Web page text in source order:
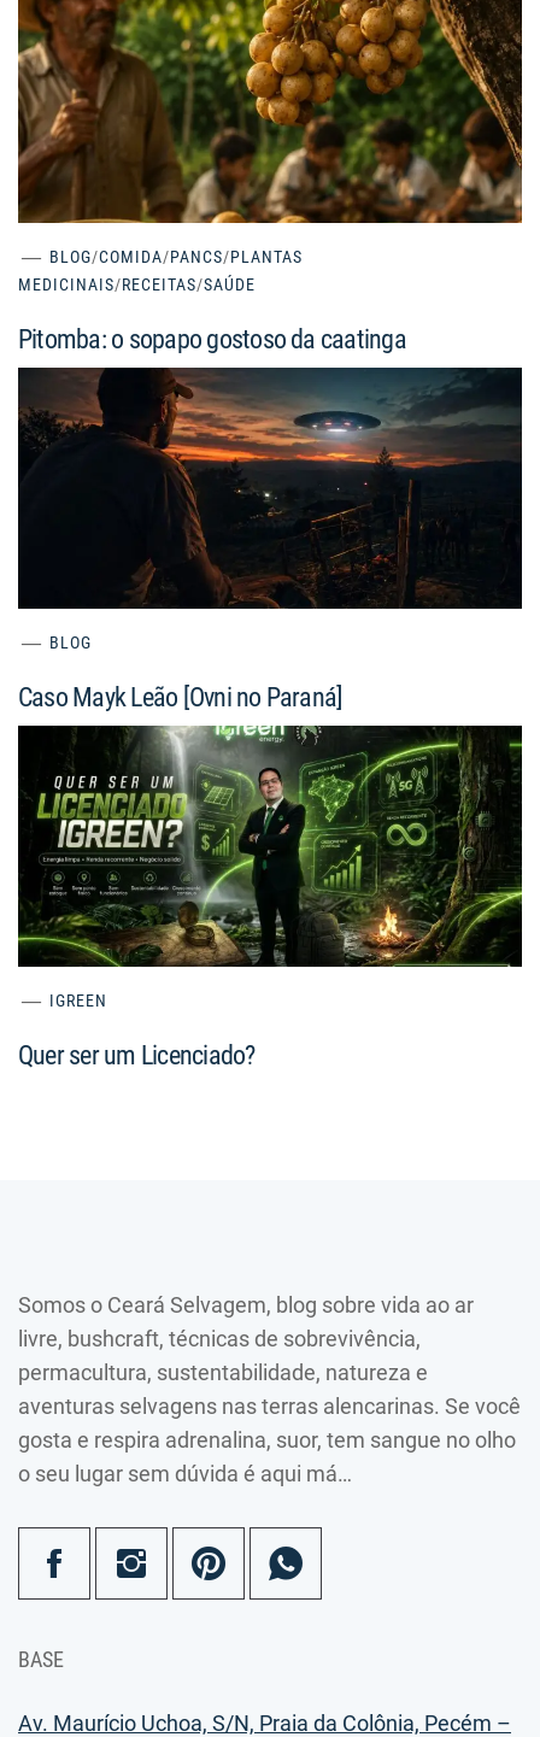
BLOG/COMIDA/PANCS/PLANTAS
MEDICINAIS/RECEITAS/SAÚDE
Pitomba: o sopapo gostoso da caatinga
BLOG
Caso Mayk Leão [Ovni no Paraná]
IGREEN
Quer ser um Licenciado?
Somos o Ceará Selvagem, blog sobre vida ao ar
livre, bushcraft, técnicas de sobrevivência,
permacultura, sustentabilidade, natureza e
aventuras selvagens nas terras alencarinas. Se você
gosta e respira adrenalina, suor, tem sangue no olho
o seu lugar sem dúvida é aqui má…
BASE
Av. Maurício Uchoa, S/N, Praia da Colônia, Pecém –